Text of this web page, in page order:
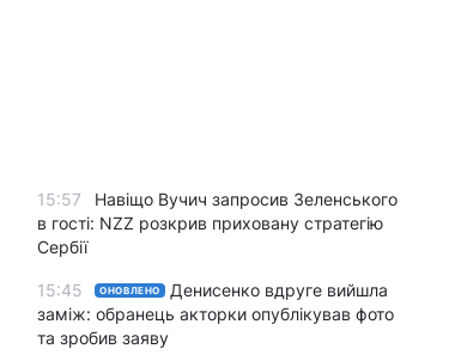
15:57
Навіщо Вучич запросив Зеленського
в гості: NZZ розкрив приховану стратегію
Сербії
15:45 ОНОВЛЕНО
Денисенко вдруге вийшла
заміж: обранець акторки опублікував фото
та зробив заяву